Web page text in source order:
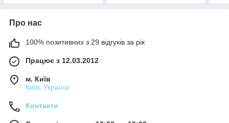
Про нас
100% позитивних з 29 відгуків за рік
Працює з 12.03.2012
м. Київ
Київ, Україна
Контакти